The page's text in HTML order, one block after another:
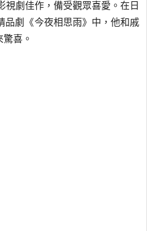
劇佳作，備受觀眾喜愛。在日
品劇《今夜相思雨》中，他和戚
喜。